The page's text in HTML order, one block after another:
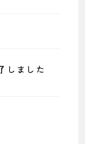
しました